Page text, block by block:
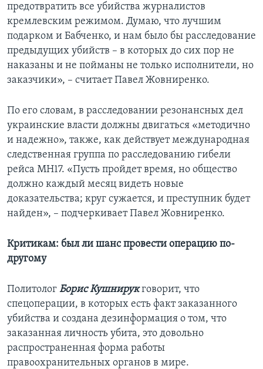
предотвратить все убийства журналистов
кремлевским режимом. Думаю, что лучшим
подарком и Бабченко, и нам было бы расследование
предыдущих убийств – в которых до сих пор не
наказаны и не пойманы не только исполнители, но
заказчики», – считает Павел Жовниренко.
По его словам, в расследовании резонансных дел
украинские власти должны двигаться «методично
и надежно», также, как действует международная
следственная группа по расследованию гибели
рейса МН17. «Пусть пройдет время, но общество
должно каждый месяц видеть новые
доказательства; круг сужается, и преступник будет
найден», – подчеркивает Павел Жовниренко.
Критикам: был ли шанс провести операцию по-
другому
Политолог Борис Кушнирукговорит, что
спецоперации, в которых есть факт заказанного
убийства и создана дезинформация о том, что
заказанная личность убита, это довольно
распространенная форма работы
правоохранительных органов в мире.